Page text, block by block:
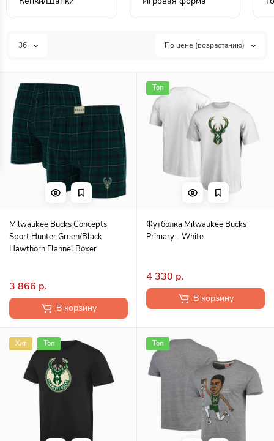
36 По цене (возрастанию)
Milwaukee Bucks Concepts
Sport Hunter Green/Black
Hawthorn Flannel Boxer
3 866 р.
В корзину
Топ
Футболка Milwaukee Bucks
Primary - White
4 330 р.
В корзину
Хит Топ Топ